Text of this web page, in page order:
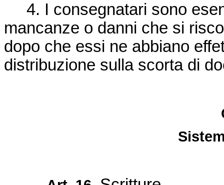
4. I consegnatari sono
mancanze o danni che si
dopo che essi ne abbiano
distribuzione sulla scorta di